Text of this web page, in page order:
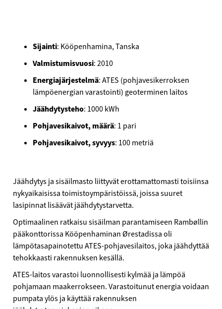
Sijainti: Kööpenhamina, Tanska
Valmistumisvuosi: 2010
Energiajärjestelmä: ATES (pohjavesikerroksen
lämpöenergian varastointi) geoterminen laitos
Jäähdytysteho: 1000 kWh
Pohjavesikaivot, määrä: 1 pari
Pohjavesikaivot, syvyys: 100 metriä
Jäähdytys ja sisäilmasto liittyvät erottamattomasti toisiinsa
nykyaikaisissa toimistoympäristöissä, joissa suuret
lasipinnat lisäävät jäähdytystarvetta.
Optimaalinen ratkaisu sisäilman parantamiseen Rambøllin
pääkonttorissa Kööpenhaminan Ørestadissa oli
lämpötasapainotettu ATES-pohjavesilaitos, joka jäähdyttää
tehokkaasti rakennuksen kesällä.
ATES-laitos varastoi luonnollisesti kylmää ja lämpöä
pohjamaan maakerrokseen. Varastoitunut energia voidaan
pumpata ylös ja käyttää rakennuksen